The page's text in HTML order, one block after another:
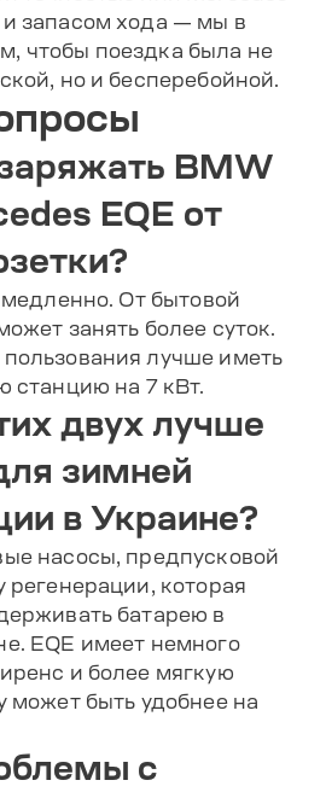
и запасом хода — мы в
чтобы поездка была не
но и бесперебойной.
BMW
EQE от
От бытовой
занять более суток.
лучше иметь
станцию на 7 кВт.
двух лучше
зимней
в Украине?
насосы, предпусковой
регенерации, которая
батарею в
EQE имеет немного
и более мягкую
может быть удобнее на
с